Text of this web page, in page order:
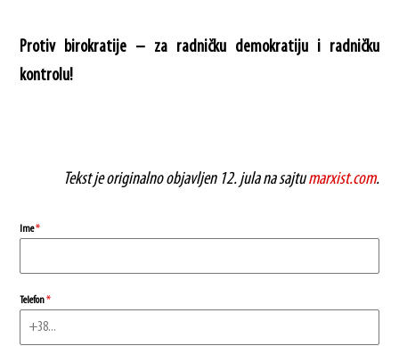
Protiv birokratije – za radničku demokratiju i radničku
kontrolu!
Tekst je originalno objavljen 12. jula na sajtumarxist.com.
Ime*
Telefon*